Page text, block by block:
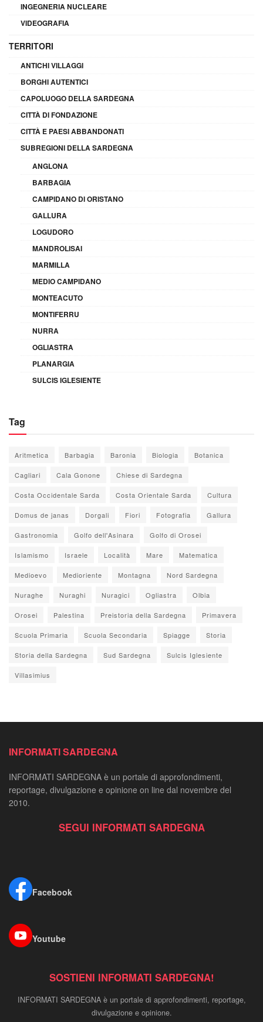
INGEGNERIA NUCLEARE
VIDEOGRAFIA
TERRITORI
ANTICHI VILLAGGI
BORGHI AUTENTICI
CAPOLUOGO DELLA SARDEGNA
CITTÀ DI FONDAZIONE
CITTÀ E PAESI ABBANDONATI
SUBREGIONI DELLA SARDEGNA
ANGLONA
BARBAGIA
CAMPIDANO DI ORISTANO
GALLURA
LOGUDORO
MANDROLISAI
MARMILLA
MEDIO CAMPIDANO
MONTEACUTO
MONTIFERRU
NURRA
OGLIASTRA
PLANARGIA
SULCIS IGLESIENTE
Tag
Aritmetica Barbagia Baronia Biologia Botanica
Cagliari Cala Gonone Chiese di Sardegna
Costa Occidentale Sarda Costa Orientale Sarda Cultura
Domus de janas Dorgali Fiori Fotografia Gallura
Gastronomia Golfo dell'Asinara Golfo di Orosei
Islamismo Israele Località Mare Matematica
Medioevo Medioriente Montagna Nord Sardegna
Nuraghe Nuraghi Nuragici Ogliastra Olbia
Orosei Palestina Preistoria della Sardegna Primavera
Scuola Primaria Scuola Secondaria Spiagge Storia
Storia della Sardegna Sud Sardegna Sulcis Iglesiente
Villasimius
INFORMATI SARDEGNA
INFORMATI SARDEGNA è un portale di approfondimenti,
reportage, divulgazione e opinione on line dal novembre del
2010.
SEGUI INFORMATI SARDEGNA
Facebook
Youtube
SOSTIENI INFORMATI SARDEGNA!
INFORMATI SARDEGNA è un portale di approfondimenti, reportage,
divulgazione e opinione.